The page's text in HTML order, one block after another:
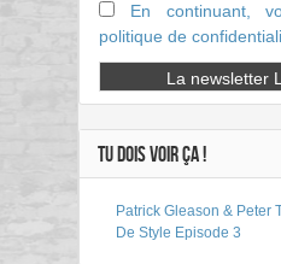
En continuant,
politique de
TU DOIS VOIR ÇA !
Patrick Gleason & Peter
De Style Episode 3